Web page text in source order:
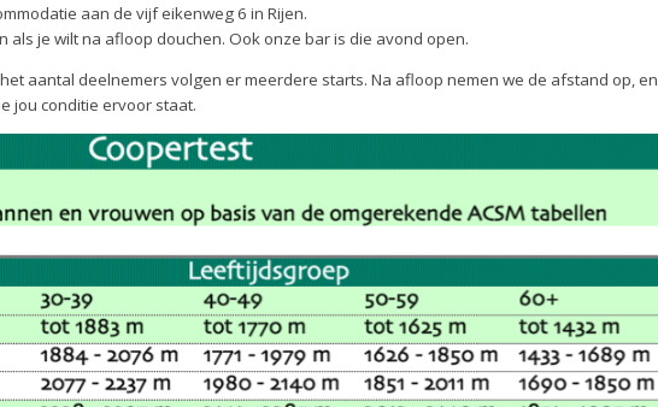
aan de vijf eikenweg 6 in Rijen.
als je wilt na afloop douchen. Ook onze bar is die avond open.
aantal deelnemers volgen er meerdere starts. Na afloop nemen we de afstand op, en
jou conditie ervoor staat.